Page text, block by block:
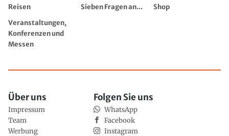
Reisen
Sieben Fragen an...
Shop
Veranstaltungen,
Konferenzen und
Messen
Über uns
Impressum
Team
Werbung
Folgen Sie uns
WhatsApp
Facebook
Instagram